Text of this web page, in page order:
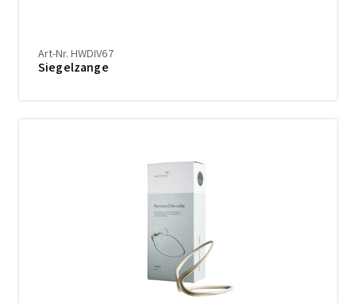
Art-Nr. HWDIV67
Siegelzange